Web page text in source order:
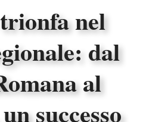
nel
dal
al
successo